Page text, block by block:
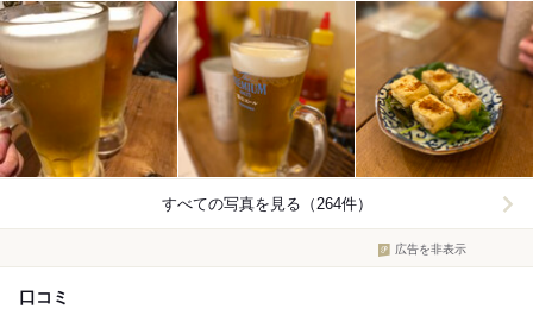
すべての写真を見る（264件）
広告を非表示
口コミ